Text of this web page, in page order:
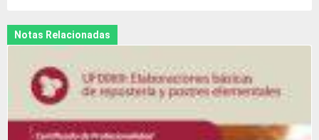
Notas Relacionadas